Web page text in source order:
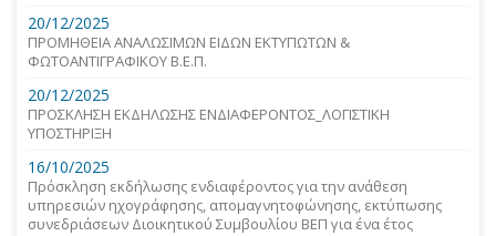
20/12/2025
ΠΡΟΜΗΘΕΙΑ ΑΝΑΛΩΣΙΜΩΝ ΕΙΔΩΝ ΕΚΤΥΠΩΤΩΝ &
ΦΩΤΟΑΝΤΙΓΡΑΦΙΚΟΥ Β.Ε.Π.
20/12/2025
ΠΡΟΣΚΛΗΣΗ ΕΚΔΗΛΩΣΗΣ ΕΝΔΙΑΦΕΡΟΝΤΟΣ_ΛΟΓΙΣΤΙΚΗ
ΥΠΟΣΤΗΡΙΞΗ
16/10/2025
Πρόσκληση εκδήλωσης ενδιαφέροντος για την ανάθεση
υπηρεσιών ηχογράφησης, απομαγνητοφώνησης, εκτύπωσης
συνεδριάσεων Διοικητικού Συμβουλίου ΒΕΠ για ένα έτος